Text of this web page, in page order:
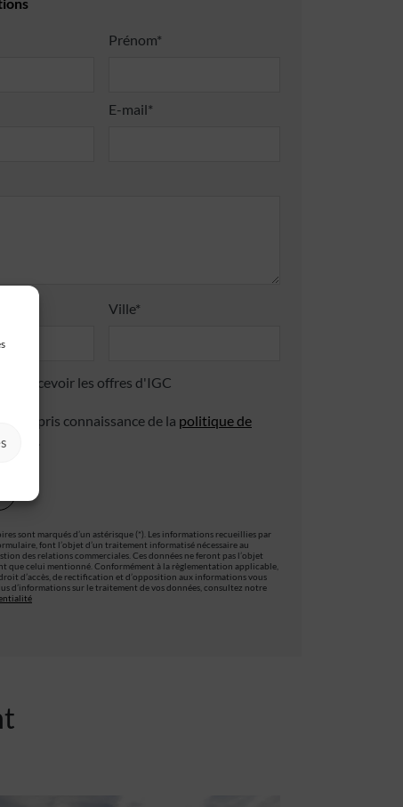
Prénom*
E-mail*
Ville*
de recevoir les offres d'IGC
avoir pris connaissance de la politique de
sont marqués d’un astérisque (*). Les informations recueillies par
font l’objet d’un traitement informatisé nécessaire au
des relations commerciales. Ces données ne feront pas l’objet
que celui mentionné. Conformément à la règlementation applicable,
d’accès, de rectification et d’opposition aux informations vous
d’informations sur le traitement de vos données, consultez notre